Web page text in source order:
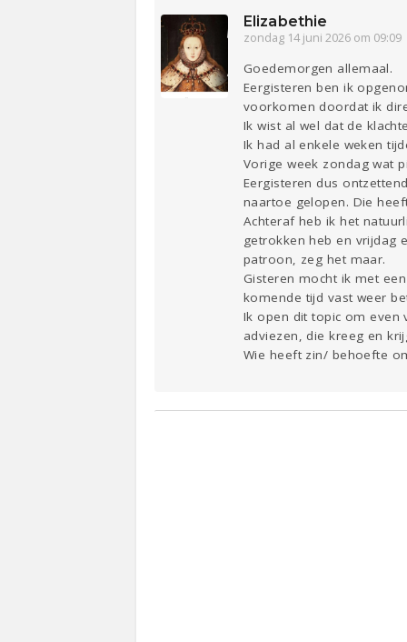
Sport
Elizabethie
zondag 14 juni 2026 om 09:09
Goedemorgen allemaal.
Eergisteren ben ik
voorkomen doordat ik
Ik wist al wel dat de
Ik had al enkele weken
Vorige week zondag wat
Eergisteren dus
naartoe gelopen. Die
Achteraf heb ik het
getrokken heb en vrijdag
patroon, zeg het maar.
Gisteren mocht ik met
komende tijd vast weer
Ik open dit topic om even
adviezen, die kreeg en
Wie heeft zin/ behoefte